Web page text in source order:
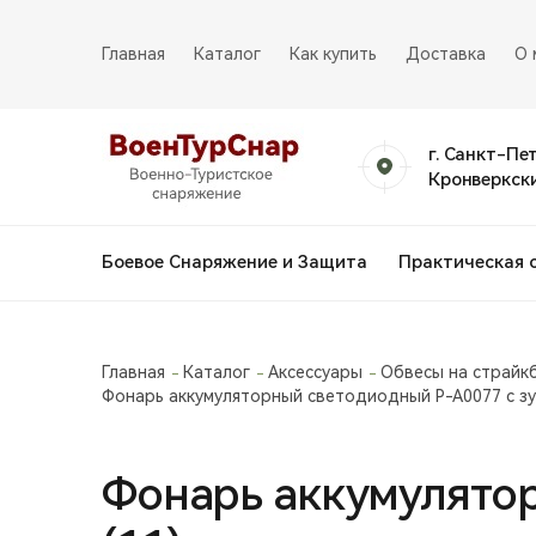
Главная Каталог Как купить Доставка О
г. Санкт-
Боевое Снаряжение и Защита Практическая
Главная Каталог Аксессуары
Обвесы на
Фонарь аккумуляторный светодиодный P-A0077 с
Фонарь